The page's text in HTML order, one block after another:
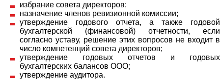
избрание совета директоров;
назначение членов ревизионной комиссии;
утверждение годового отчета, а также годовой
бухгалтерской (финансовой) отчетности, если
согласно уставу, решение этих вопросов не входит в
число компетенций совета директоров;
утверждение годовых отчетов и годовых
бухгалтерских балансов ООО;
утверждение аудитора.